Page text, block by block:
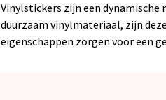
Vinylstickers zijn een dynamische
duurzaam vinylmateriaal, zijn
eigenschappen zorgen voor een